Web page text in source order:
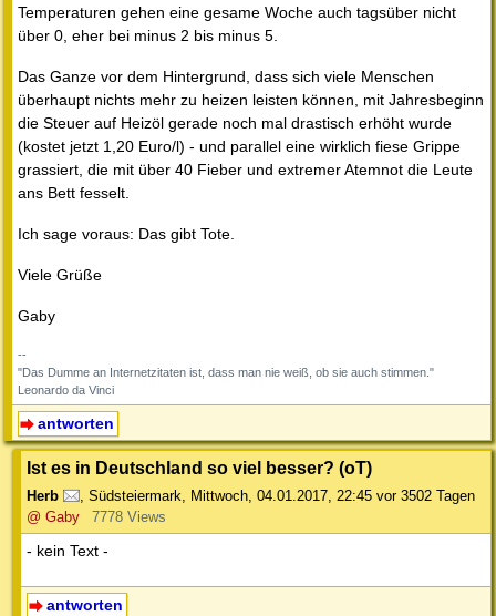
Temperaturen gehen eine gesame Woche auch tagsüber nicht
über 0, eher bei minus 2 bis minus 5.
Das Ganze vor dem Hintergrund, dass sich viele Menschen
überhaupt nichts mehr zu heizen leisten können, mit Jahresbeginn
die Steuer auf Heizöl gerade noch mal drastisch erhöht wurde
(kostet jetzt 1,20 Euro/l) - und parallel eine wirklich fiese Grippe
grassiert, die mit über 40 Fieber und extremer Atemnot die Leute
ans Bett fesselt.
Ich sage voraus: Das gibt Tote.
Viele Grüße
Gaby
--
"Das Dumme an Internetzitaten ist, dass man nie weiß, ob sie auch stimmen."
Leonardo da Vinci
antworten
Ist es in Deutschland so viel besser? (oT)
Herb , Südsteiermark, Mittwoch, 04.01.2017, 22:45 vor 3502 Tagen
@ Gaby
7778 Views
- kein Text -
antworten